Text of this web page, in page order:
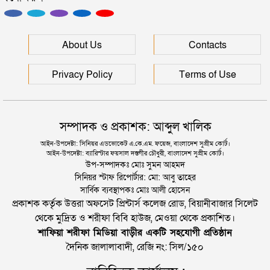
সিলেটে বিদ্যুৎস্পৃষ্টে প্রাণ গেল সিসিক কর্মীর
About Us Contacts
Privacy Policy Terms of Use
সম্পাদক ও প্রকাশক: আব্দুল খালিক
আইন-উপদেষ্টা: সিনিয়র এডভোকেট এ.কে.এম. ফয়েজ, বাংলাদেশ সুপ্রীম কোর্ট।
আইন-উপদেষ্টা: ব্যারিস্টার ফয়সাল দস্তগীর চৌধুরী, বাংলাদেশ সুপ্রীম কোর্ট।
উপ-সম্পাদকঃ মোঃ সুমন আহমদ
সিনিয়র স্টাফ রিপোর্টার: মো: আবু তাহের
সার্বিক ব্যবস্থাপকঃ মোঃ আলী হোসেন
প্রকাশক কর্তৃক উত্তরা অফসেট প্রিন্টার্স কলেজ রোড, বিয়ানীবাজার সিলেট
থেকে মুদ্রিত ও শরীফা বিবি হাউজ, মেওয়া থেকে প্রকাশিত।
শাফিয়া শরীফা মিডিয়া বাড়ীর একটি সহযোগী প্রতিষ্ঠান
দৈনিক জালালাবাদী, রেজি নং: সিল/১৫০